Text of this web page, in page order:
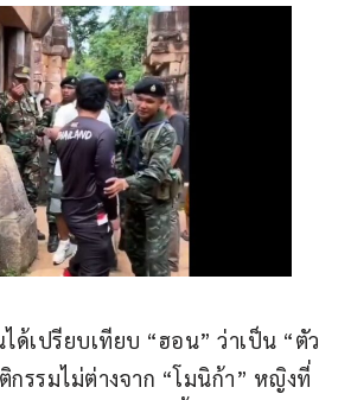
ด้เปรียบเทียบ “ฮอน” ว่าเป็น “ตัว
รรมไม่ต่างจาก “โมนิก้า” หญิงที่